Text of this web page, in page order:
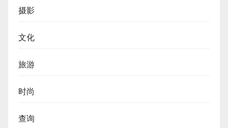
摄影
文化
旅游
时尚
查询